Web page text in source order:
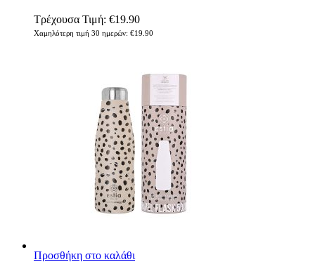
Τρέχουσα Τιμή: €19.90
Χαμηλότερη τιμή 30 ημερών: €19.90
Προσθήκη στο καλάθι